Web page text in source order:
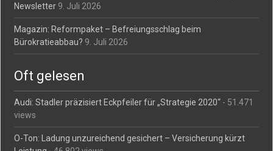
Newsletter 9. Juli 2026
Magazin: Reformpaket – Befreiungsschlag beim
Bürokratieabbau? 9. Juli 2026
Oft gelesen
Audi: Stadler präzisiert Eckpfeiler für „Strategie 2020“ - 51.471
views
O-Ton: Ladung unzureichend gesichert – Versicherung kürzt